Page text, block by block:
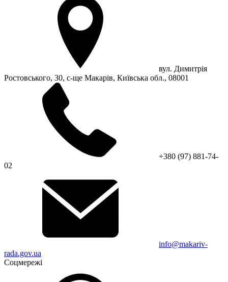
вул. Димитрія
Ростовського, 30, с-ще Макарів, Київська обл., 08001
+380 (97) 881-74-
02
info@makariv-
rada.gov.ua
Соцмережі